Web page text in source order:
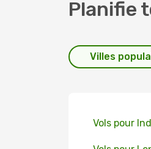
Planifie
Villes
Vols pour